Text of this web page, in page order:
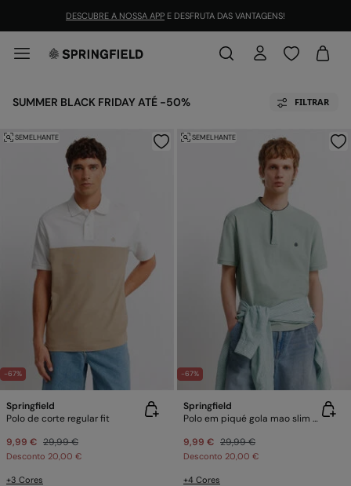
DESCUBRE A NOSSA APP E DESFRUTA DAS VANTAGENS!
SUMMER BLACK FRIDAY ATÉ -50% FILTRAR
-67%
SEMELHANTE
Springfield
Polo de corte regular fit
9,99 € 29,99 €
Desconto 20,00 €
+3 Cores
-67%
SEMELHANTE
Springfield
Polo em piqué gola mao slim fit
9,99 € 29,99 €
Desconto 20,00 €
+4 Cores